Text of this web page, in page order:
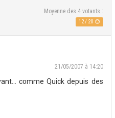
Moyenne des 4votants :
12/ 20
21/05/2007 à 14:20
comme Quick depuis des